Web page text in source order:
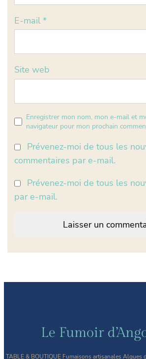
E-mail*
Site web
Enregistrer mon nom, mon e-mail et
navigateur pour mon prochain
Prévenez-moi de tous les
commentaires par e-mail.
Prévenez-moi de tous les
par e-mail.
Le Fumoir
TABLE & BOUTIQUE Fumaisons artisanales Algues